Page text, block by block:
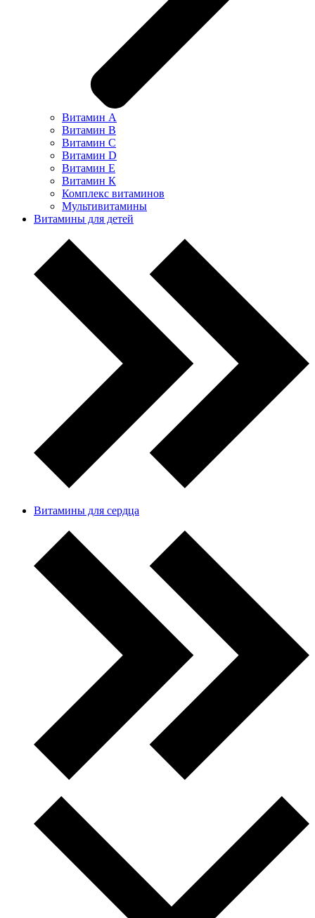
Витамин А
Витамин В
Витамин С
Витамин D
Витамин Е
Витамин К
Комплекс витаминов
Мультивитамины
Витамины для детей
Витамины для сердца